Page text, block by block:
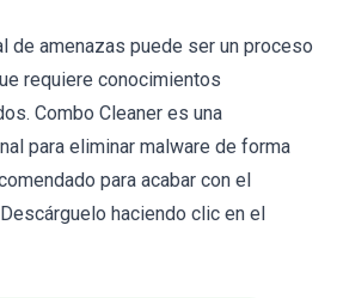
de amenazas puede ser un proceso
requiere conocimientos
Combo Cleaner es una
para eliminar malware de forma
para acabar con el
haciendo clic en el